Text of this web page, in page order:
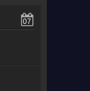
07